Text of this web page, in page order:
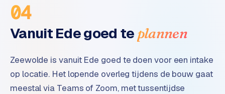
04
Vanuit Ede goed te plannen
Zeewolde is vanuit Ede goed te doen voor een intake
op locatie. Het lopende overleg tijdens de bouw gaat
meestal via Teams of Zoom, met tussentijdse